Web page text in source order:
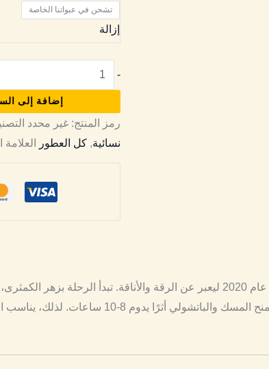
تشحن في عبواتنا الخاصة
إزالة
-
إضافة إلى
رمز المنتج: غير محدد
نسائية, كل العطور العلامة
يستلهم كشمير مسك جمال الشرق الفاخر. صممته دار العربية للعود عام 2020 ليعبر عن
بعد ذلك، يضيف القلب الياسمين والتيوبروز عمقًا